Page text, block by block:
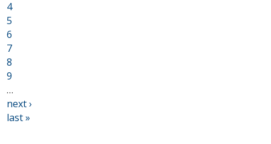
4
5
6
7
8
9
…
next ›
last »